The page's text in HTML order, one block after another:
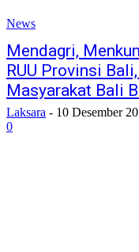
News
Mendagri,
RUU Provinsi
Masyarakat Bali
Laksara - 10 Desember
0